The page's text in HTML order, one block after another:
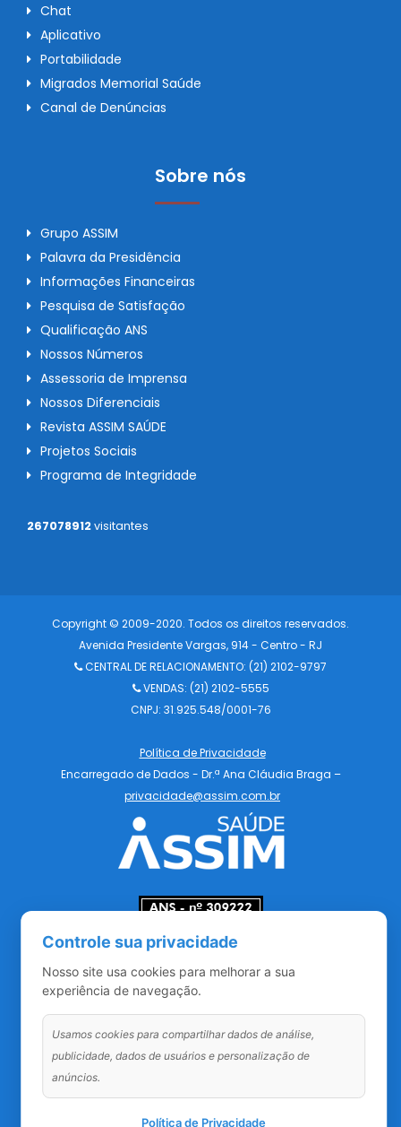
Chat
Aplicativo
Portabilidade
Migrados Memorial Saúde
Canal de Denúncias
Sobre nós
Grupo ASSIM
Palavra da Presidência
Informações Financeiras
Pesquisa de Satisfação
Qualificação ANS
Nossos Números
Assessoria de Imprensa
Nossos Diferenciais
Revista ASSIM SAÚDE
Projetos Sociais
Programa de Integridade
267078912visitantes
Copyright © 2009-2020. Todos os direitos reservados.
Avenida Presidente Vargas, 914 - Centro - RJ
CENTRAL DE RELACIONAMENTO: (21) 2102-9797
VENDAS: (21) 2102-5555
CNPJ: 31.925.548/0001-76
Política de Privacidade
Encarregado de Dados - Dr.ª Ana Cláudia Braga –
privacidade@assim.com.br
Redes Sociais
Contrate agora o seu plano
Controle sua privacidade
Nosso site usa cookies para melhorar a sua
experiência de navegação.
Usamos cookies para compartilhar dados de análise,
publicidade, dados de usuários e personalização de
anúncios.
Política de Privacidade